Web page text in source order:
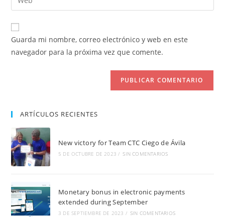
usuario
para
comentar
de
electrónico
para
comentar
la
URL
de
Guarda mi nombre, correo electrónico y web en este
navegador para la próxima vez que comente.
ARTÍCULOS RECIENTES
New victory for Team CTC Ciego de Ávila
5 DE OCTUBRE DE 2023 / SIN COMENTARIOS
Monetary bonus in electronic payments
extended during September
3 DE SEPTIEMBRE DE 2023 / SIN COMENTARIOS